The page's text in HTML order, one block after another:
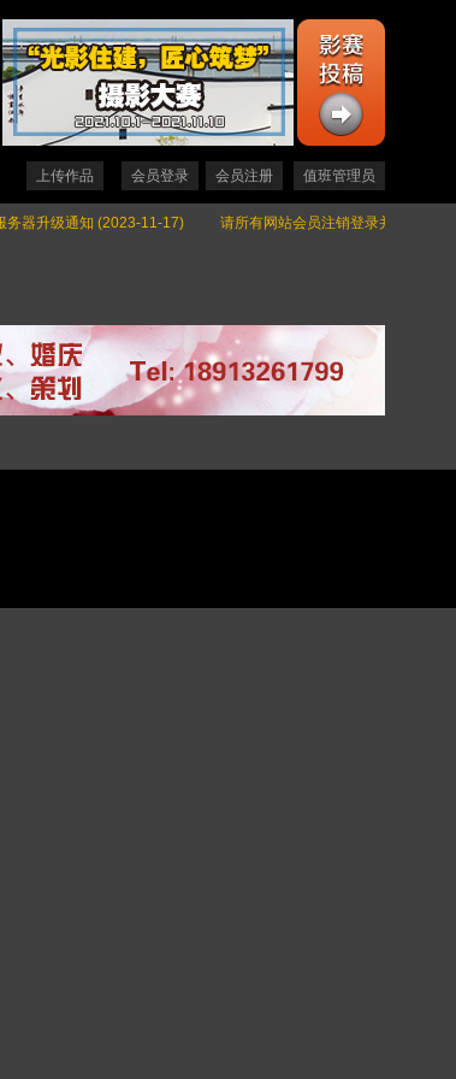
上传作品 会员登录 会员注册 值班管理员
器升级通知 (2023-11-17) 请所有网站会员注销登录并重新登录